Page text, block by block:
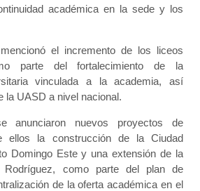
académica en la sede y los
el incremento de los liceos
parte del fortalecimiento de la
vinculada a la academia, así
la UASD a nivel nacional.
anunciaron nuevos proyectos de
ellos la construcción de la Ciudad
Domingo Este y una extensión de la
Rodríguez, como parte del plan de
de la oferta académica en el